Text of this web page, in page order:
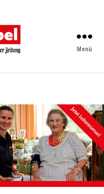
Menü